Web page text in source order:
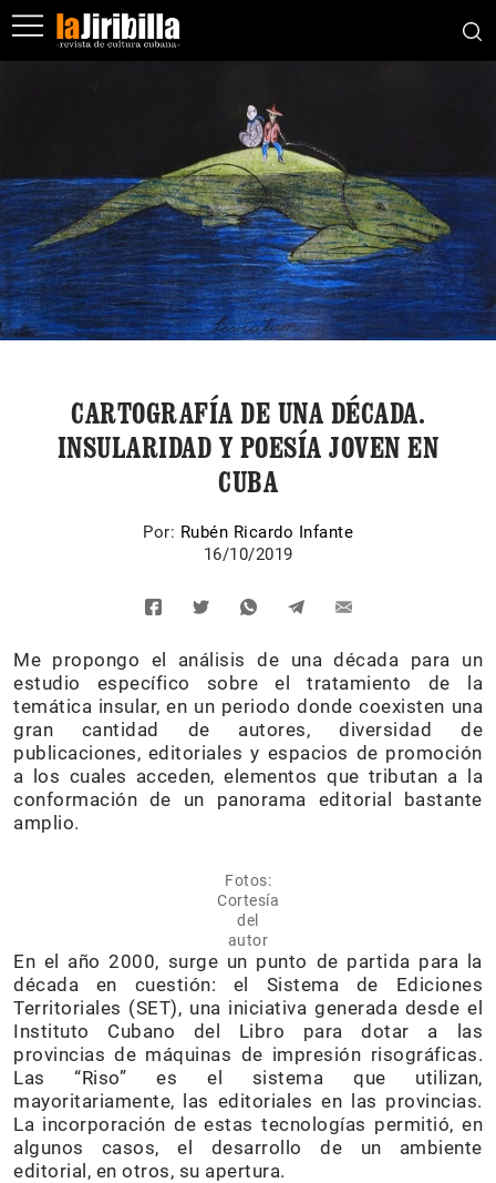
CARTOGRAFÍA DE UNA DÉCADA.
INSULARIDAD Y POESÍA JOVEN EN
CUBA
Por: Rubén Ricardo Infante
16/10/2019
Me propongo el análisis de una década para un
estudio específico sobre el tratamiento de la
temática insular, en un periodo donde coexisten una
gran cantidad de autores, diversidad de
publicaciones, editoriales y espacios de promoción
a los cuales acceden, elementos que tributan a la
conformación de un panorama editorial bastante
amplio.
Fotos:
Cortesía
del
autor
En el año 2000, surge un punto de partida para la
década en cuestión: el Sistema de Ediciones
Territoriales (SET), una iniciativa generada desde el
Instituto Cubano del Libro para dotar a las
provincias de máquinas de impresión risográficas.
Las “Riso” es el sistema que utilizan,
mayoritariamente, las editoriales en las provincias.
La incorporación de estas tecnologías permitió, en
algunos casos, el desarrollo de un ambiente
editorial, en otros, su apertura.